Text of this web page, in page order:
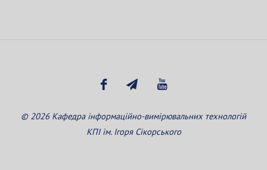
© 2026 Кафедра інформаційно-вимірювальних технологій
КПІ ім. Ігоря Сікорського